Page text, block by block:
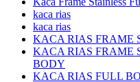
kaca rias
kaca rias
KACA RIAS FRAME
KACA RIAS FRAME
BODY
KACA RIAS FULL